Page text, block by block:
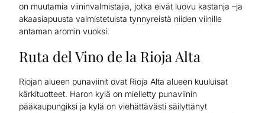
on muutamia viininvalmistajia, jotka eivät luovu kastanja –ja
akaasiapuusta valmistetuista tynnyreistä niiden viinille
antaman aromin vuoksi.
Ruta del Vino de la Rioja Alta
Riojan alueen punaviinit ovat Rioja Alta alueen kuuluisat
kärkituotteet. Haron kylä on mielletty punaviinin
pääkaupungiksi ja kylä on viehättävästi säilyttänyt